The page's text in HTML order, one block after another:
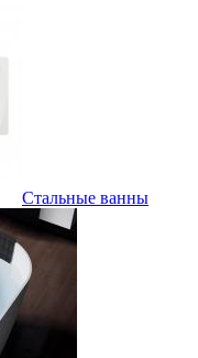
Стальные ванны